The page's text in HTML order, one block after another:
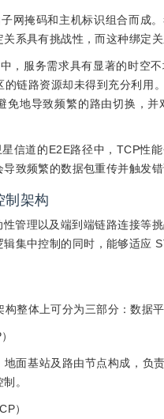
网掩码和主机标识组合而成
系具有挑战性，而这种绑定
，服务需求具有显著的时空
链路资源却未得到充分利用
免地导致频繁的路由切换，
信道的E2E路径中，TCP性
致频繁的数据包重传并触发
制架构
管理以及端到端链路连接等
集中控制的同时，能够适应
整体上可分为三部分：数据
面基站及路由节点构成，负
。
）